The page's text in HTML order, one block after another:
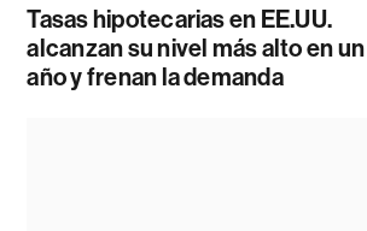
Tasas hipotecarias en EE.UU.
alcanzan su nivel más alto en un
año y frenan la demanda